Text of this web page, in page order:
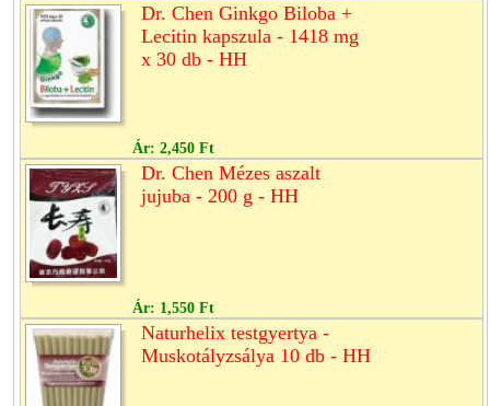
Dr. Chen Ginkgo Biloba +
Lecitin kapszula - 1418 mg
x 30 db - HH
Ár: 2,450 Ft
Dr. Chen Mézes aszalt
jujuba - 200 g - HH
Ár: 1,550 Ft
Naturhelix testgyertya -
Muskotályzsálya 10 db - HH